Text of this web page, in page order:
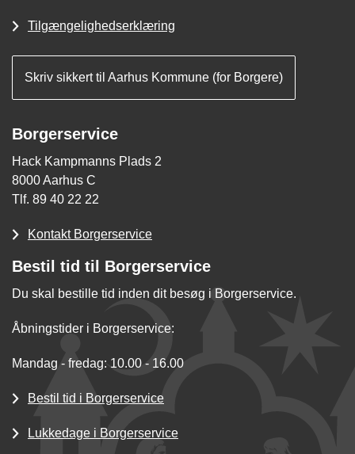
Tilgængelighedserklæring
Skriv sikkert til Aarhus Kommune (for Borgere)
Borgerservice
Hack Kampmanns Plads 2
8000 Aarhus C
Tlf. 89 40 22 22
Kontakt Borgerservice
Bestil tid til Borgerservice
Du skal bestille tid inden dit besøg i Borgerservice.
Åbningstider i Borgerservice:
Mandag - fredag: 10.00 - 16.00
Bestil tid i Borgerservice
Lukkedage i Borgerservice